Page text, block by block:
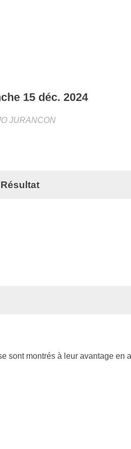
15 déc. 2024
JURANCON
Résultat
montrés à leur avantage